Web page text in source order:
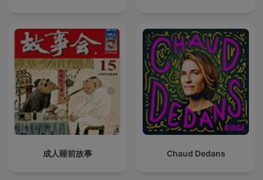
成人睡前故事 Chaud Dedans